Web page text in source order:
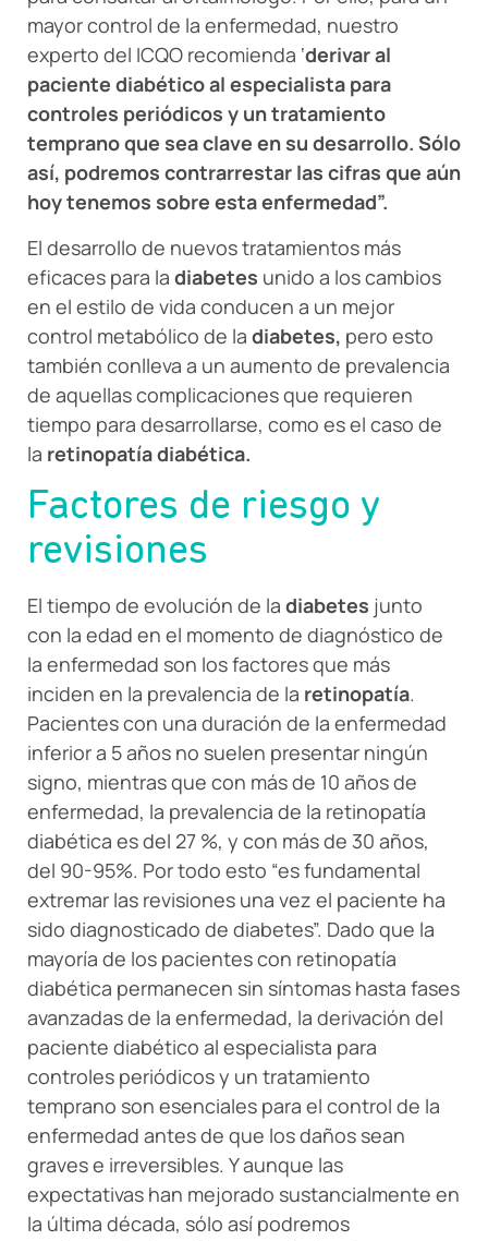
mayor control de la enfermedad, nuestro
experto del ICQO recomienda ‘derivar al
paciente diabético al especialista para
controles periódicos y un tratamiento
temprano que sea clave en su desarrollo. Sólo
así, podremos contrarrestar las cifras que aún
hoy tenemos sobre esta enfermedad”.
El desarrollo de nuevos tratamientos más
eficaces para la diabetes unido a los cambios
en el estilo de vida conducen a un mejor
control metabólico de la diabetes, pero esto
también conlleva a un aumento de prevalencia
de aquellas complicaciones que requieren
tiempo para desarrollarse, como es el caso de
la retinopatía diabética.
Factores de riesgo y
revisiones
El tiempo de evolución de la diabetes junto
con la edad en el momento de diagnóstico de
la enfermedad son los factores que más
inciden en la prevalencia de la retinopatía.
Pacientes con una duración de la enfermedad
inferior a 5 años no suelen presentar ningún
signo, mientras que con más de 10 años de
enfermedad, la prevalencia de la retinopatía
diabética es del 27 %, y con más de 30 años,
del 90-95%. Por todo esto “es fundamental
extremar las revisiones una vez el paciente ha
sido diagnosticado de diabetes”. Dado que la
mayoría de los pacientes con retinopatía
diabética permanecen sin síntomas hasta fases
avanzadas de la enfermedad, la derivación del
paciente diabético al especialista para
controles periódicos y un tratamiento
temprano son esenciales para el control de la
enfermedad antes de que los daños sean
graves e irreversibles. Y aunque las
expectativas han mejorado sustancialmente en
la última década, sólo así podremos